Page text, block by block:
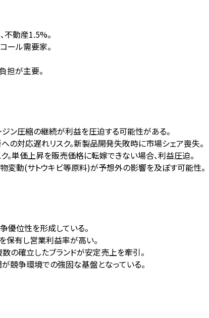
不動産1.5%。
ール需要家。
担が主要。
ン圧縮の継続が利益を圧迫する可能性がある。
対応遅れリスク。新製品開発失敗時に市場シェア喪失。
単価上昇を販売価格に転嫁できない場合、利益圧迫。
変動(サトウキビ等原料)が予想外の影響を及ぼす可能性。
位性を形成している。
保有し営業利益率が高い。
複数の確立したブランドが安定売上を牽引。
競争環境での強固な基盤となっている。